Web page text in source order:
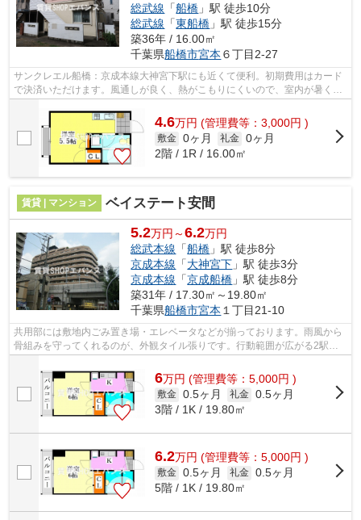
総武線 「船橋 」駅 徒歩10分
総武線 「東船橋 」駅 徒歩15分
築36年 / 16.00㎡
千葉県船橋市宮本 ６丁目2-27
サンクレエル船橋：京成本線大神宮下駅にも近くて便利。初期費用はカード
で決済いただけます。風通しが良く、熱がこもりにくいので、室内が暑くな
りにくいです。近くに2駅ある、アクセ...
4.6万円 (管理費等：3,000円 )
敷金 0ヶ月 礼金 0ヶ月
2階 / 1R / 16.00㎡
賃貸 | マンション ベイステート安間
5.2万円～6.2万円
総武本線 「船橋 」駅 徒歩8分
京成本線 「大神宮下 」駅 徒歩3分
京成本線 「京成船橋 」駅 徒歩8分
築31年 / 17.30㎡～19.80㎡
千葉県船橋市宮本 １丁目21-10
共用部には敷地内ごみ置き場・エレベータなどが揃っております。雨風から
骨組みを守ってくれるのが、外観タイル張りです。行動範囲が広がる2駅利
用可能な物件です。眺望良好なエリアで...
6万円 (管理費等：5,000円 )
敷金 0.5ヶ月 礼金 0.5ヶ月
3階 / 1K / 19.80㎡
6.2万円 (管理費等：5,000円 )
敷金 0.5ヶ月 礼金 0.5ヶ月
5階 / 1K / 19.80㎡